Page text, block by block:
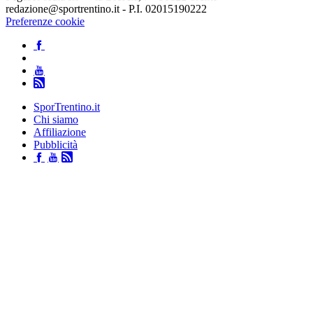
redazione@sportrentino.it - P.I. 02015190222
Preferenze cookie
SporTrentino.it
Chi siamo
Affiliazione
Pubblicità